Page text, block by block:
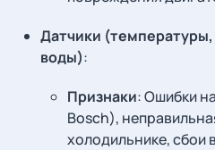
Датчики
воды):
Признаки: Ошибки
Bosch),
холодильнике, сбои